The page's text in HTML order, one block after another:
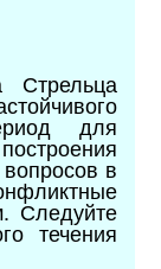
для
в
Следуйте
течения